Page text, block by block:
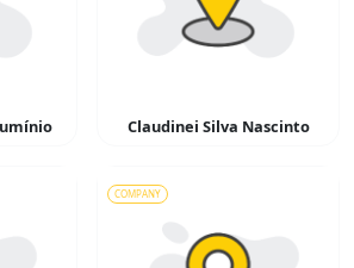
Claudinei Silva Nascinto
COMPANY